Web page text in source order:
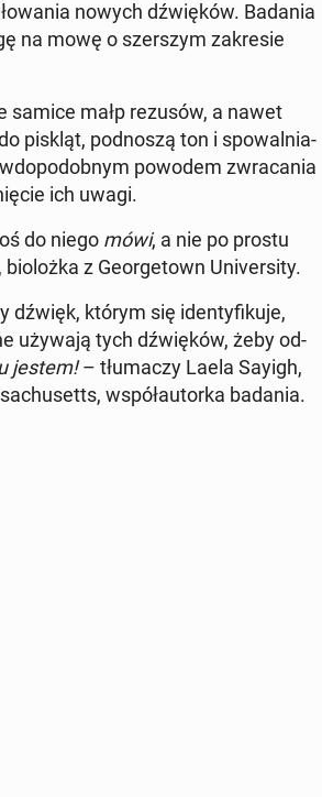
nowych dźwię­ków. Badania
na mowę o szer­szym za­kre­sie
małp rezusów, a nawet
piskląt, pod­no­szą ton i spo­wal­nia­
powodem zwra­ca­nia
ich uwagi.
do niego mówi, a nie po prostu
z Geo­r­ge­town Uni­ver­si­ty.
dźwięk, którym się iden­ty­fi­ku­je,
używają tych dźwię­ków, żeby od­
jestem!– tłu­ma­czy Laela Sayigh,
współ­au­tor­ka badania.